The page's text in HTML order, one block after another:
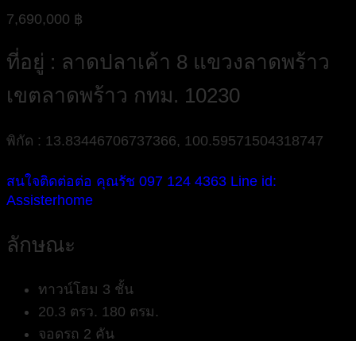
7,690,000 ฿
ที่อยู่ : ลาดปลาเค้า 8 แขวงลาดพร้าว
เขตลาดพร้าว กทม. 10230
พิกัด : 13.83446706737366, 100.59571504318747
สนใจติดต่อต่อ คุณรัช 097 124 4363 Line id:
Assisterhome
ลักษณะ
ทาวน์โฮม 3 ชั้น
20.3 ตรว. 180 ตรม.
จอดรถ 2 คัน